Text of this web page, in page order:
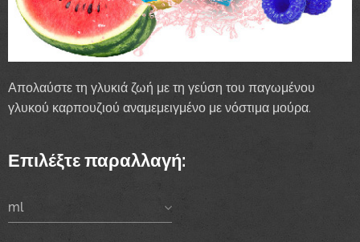
Απολαύστε τη γλυκιά ζωή με τη γεύση του παγωμένου
γλυκού καρπουζιού αναμεμειγμένο με νόστιμα μούρα.
Επιλέξτε παραλλαγή:
ml